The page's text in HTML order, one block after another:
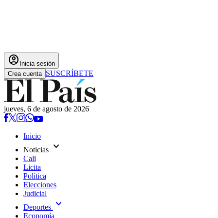
account_circle Inicia sesión
Crea cuenta SUSCRÍBETE
jueves, 6 de agosto de 2026
Inicio
Noticias expand_more
Cali
Licita
Política
Elecciones
Judicial
Deportes expand_more
Economía